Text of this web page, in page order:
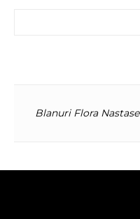
Blanuri Flora Nastase